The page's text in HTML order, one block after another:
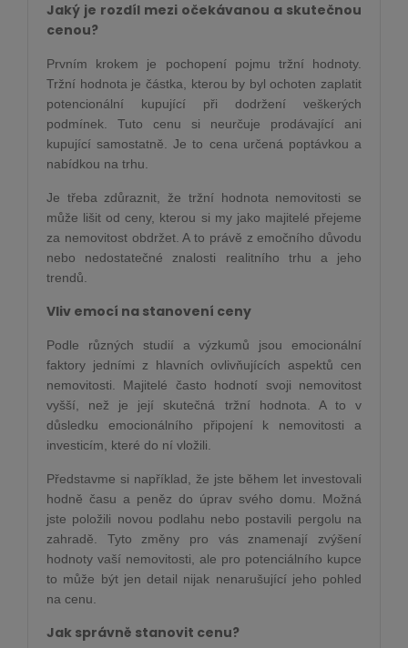
Jaký je rozdíl mezi očekávanou a skutečnou
cenou?
Prvním krokem je pochopení pojmu tržní hodnoty.
Tržní hodnota je částka, kterou by byl ochoten zaplatit
potencionální kupující při dodržení veškerých
podmínek. Tuto cenu si neurčuje prodávající ani
kupující samostatně. Je to cena určená poptávkou a
nabídkou na trhu.
Je třeba zdůraznit, že tržní hodnota nemovitosti se
může lišit od ceny, kterou si my jako majitelé přejeme
za nemovitost obdržet. A to právě z emočního důvodu
nebo nedostatečné znalosti realitního trhu a jeho
trendů.
Vliv emocí na stanovení ceny
Podle různých studií a výzkumů jsou emocionální
faktory jedními z hlavních ovlivňujících aspektů cen
nemovitosti. Majitelé často hodnotí svoji nemovitost
vyšší, než je její skutečná tržní hodnota. A to v
důsledku emocionálního připojení k nemovitosti a
investicím, které do ní vložili.
Představme si například, že jste během let investovali
hodně času a peněz do úprav svého domu. Možná
jste položili novou podlahu nebo postavili pergolu na
zahradě. Tyto změny pro vás znamenají zvýšení
hodnoty vaší nemovitosti, ale pro potenciálního kupce
to může být jen detail nijak nenarušující jeho pohled
na cenu.
Jak správně stanovit cenu?